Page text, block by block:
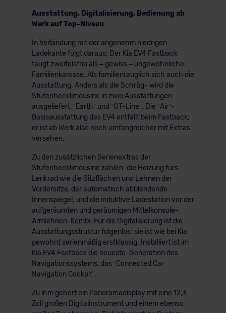
Ausstattung, Digitalisierung, Bedienung ab
Werk auf Top-Niveau
In Verbindung mit der angenehm niedrigen
Ladekante folgt daraus: Der Kia EV4 Fastback
taugt zweifelsfrei als – gewiss – ungewöhnliche
Familienkarosse. Als familientauglich sich auch die
Ausstattung. Anders als die Schräg- wird die
Stufenhecklimousine in zwei Ausstattungen
ausgeliefert, “Earth” und “GT-Line”. Die “Air”-
Basisausstattung des EV4 entfällt beim Fastback;
er ist ab Werk also noch umfangreicher mit Extras
versehen.
Zu den zusätzlichen Serienextras der
Stufenhecklimousine zählen: die Heizung fürs
Lenkrad wie die Sitzflächen und Lehnen der
Vordersitze, der automatisch abblendende
Innenspiegel; und die induktive Ladestation vor der
aufgeräumten und geräumigen Mittelkonsole-
Armlehnen-Kombi. Für die Digitalisierung ist die
Ausstattungsstruktur folgenlos: sie ist wie bei Kia
gewohnt serienmäßig erstklassig. Installiert ist im
Kia EV4 Fastback die neueste-Generation des
Navigationssystems, das “Connected Car
Navigation Cockpit”.
Zu ihm gehört ein Panoramadisplay mit eine 12,3
Zoll großen Digitalinstrument und einem ebenso